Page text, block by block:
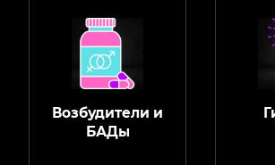
Возбудители и
БАДы